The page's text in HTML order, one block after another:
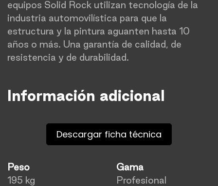
equipos Solid Rock utilizan tecnología de la
industria automovilística para que la
estructura y la pintura aguanten hasta 10
años o más. Una garantía de calidad, de
resistencia y de durabilidad.
Información adicional
Descargar ficha técnica
Peso
195 kg
Gama
Profesional